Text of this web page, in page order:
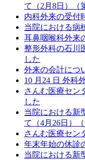
て（2月8日）（
内科外来の受付
当院における病
耳鼻咽喉科外来
整形外科の石川
した
外来の会計につ
10 月24 日 外科
さんむ医療セン
した
当院における新
て（4月26日）（
さんむ医療セン
年末年始の休診
当院における新